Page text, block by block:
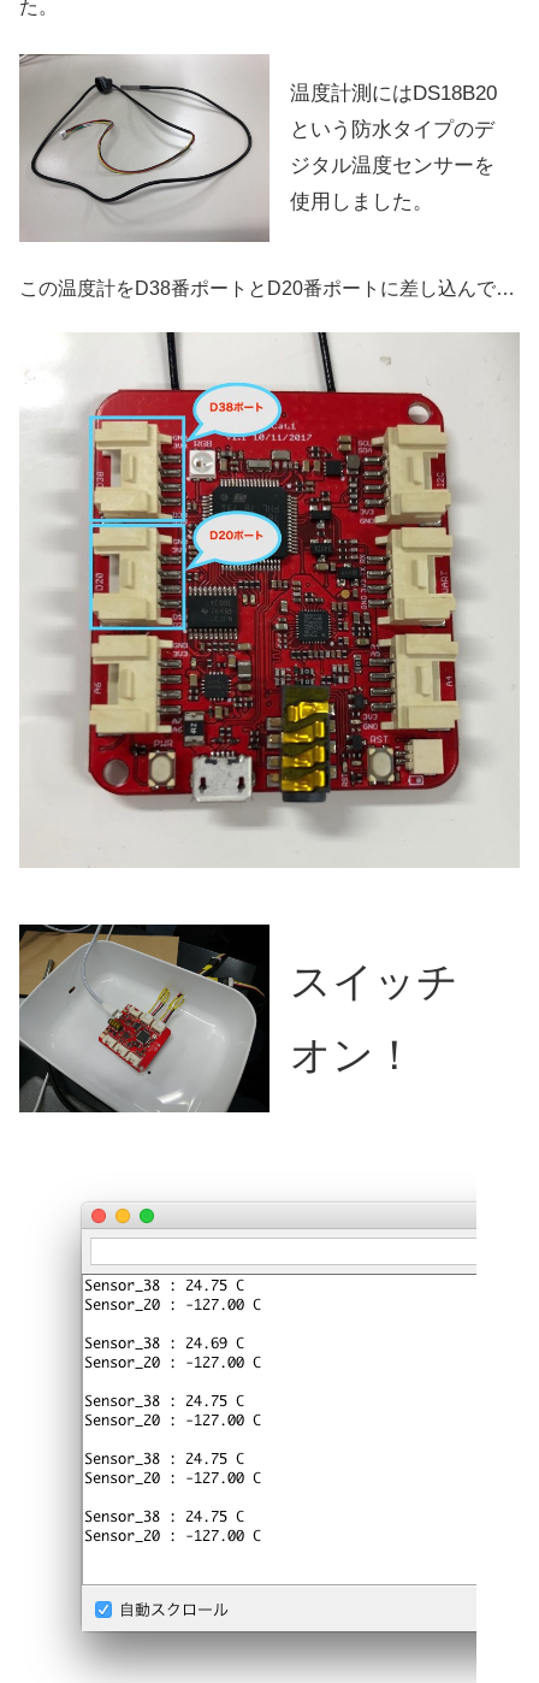
た。
温度計測にはDS18B20
という防水タイプのデ
ジタル温度センサーを
使用しました。
この温度計をD38番ポートとD20番ポートに差し込んで…
スイッチ
オン！